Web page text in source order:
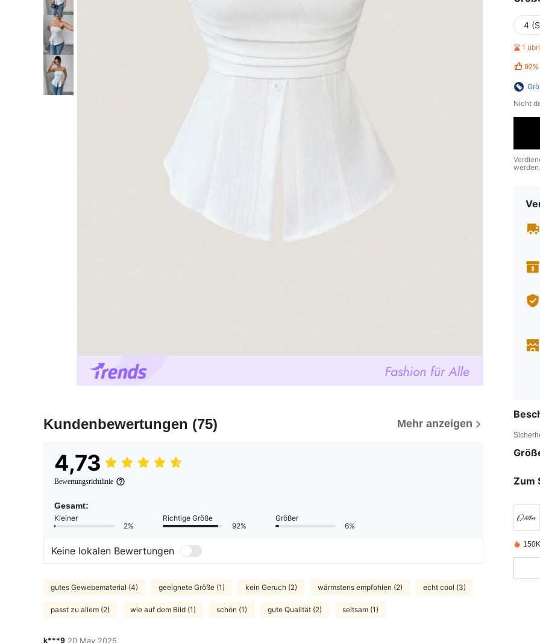
Kundenbewertungen (75) Mehr anzeigen
4,73
Bewertungsrichtlinie
Gesamt:
Kleiner
2%
Richtige Größe
92%
Größer
6%
Keine lokalen Bewertungen
gutes Gewebematerial (4) geeignete Größe (1) kein Geruch (2) wärmstens empfohlen (2) echt cool (3)
passt zu allem (2) wie auf dem Bild (1) schön (1) gute Qualität (2) seltsam (1)
k***9 20 May,2025
4
1
92%
Nicht
werden.
Zum